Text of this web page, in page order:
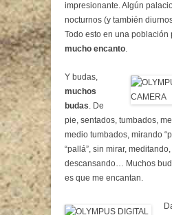
impresionante. Algún
nocturnos (y también
Todo esto en una población
mucho encanto.
Y budas,
muchos
budas. De
pie, sentados, tumbados,
medio tumbados, mirando
“pallá”, sin mirar,
descansando… Muchos
es que me encantan.